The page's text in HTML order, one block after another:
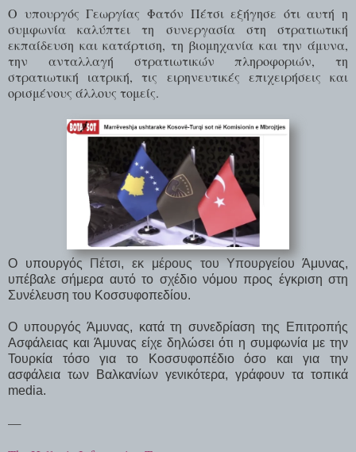
Ο υπουργός Γεωργίας Φατόν Πέτσι εξήγησε ότι αυτή η
συμφωνία καλύπτει τη συνεργασία στη στρατιωτική
εκπαίδευση και κατάρτιση, τη βιομηχανία και την άμυνα,
την ανταλλαγή στρατιωτικών πληροφοριών, τη
στρατιωτική ιατρική, τις ειρηνευτικές επιχειρήσεις και
ορισμένους άλλους τομείς.
Ο υπουργός Πέτσι, εκ μέρους του Υπουργείου Άμυνας,
υπέβαλε σήμερα αυτό το σχέδιο νόμου προς έγκριση στη
Συνέλευση του Κοσσυφοπεδίου.
Ο υπουργός Άμυνας, κατά τη συνεδρίαση της Επιτροπής
Ασφάλειας και Άμυνας είχε δηλώσει ότι η συμφωνία με την
Τουρκία τόσο για το Κοσσυφοπέδιο όσο και για την
ασφάλεια των Βαλκανίων γενικότερα, γράφουν τα τοπικά
media.
—